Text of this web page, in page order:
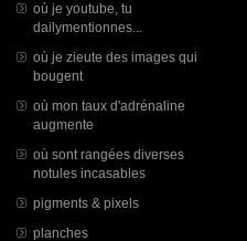
où je youtube, tu
dailymentionnes...
où je zieute des images qui
bougent
où mon taux d'adrénaline
augmente
où sont rangées diverses
notules incasables
pigments & pixels
planches